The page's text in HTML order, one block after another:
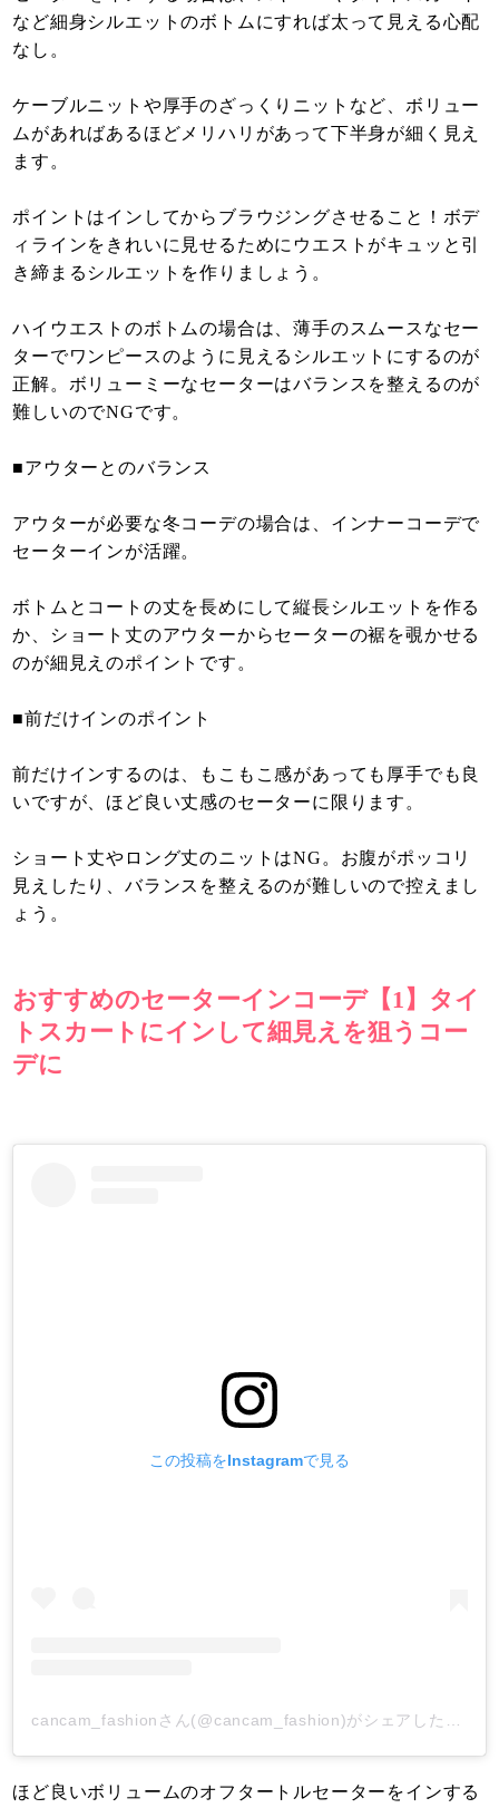
など細身シルエットのボトムにすれば太って見える心配
なし。
ケーブルニットや厚手のざっくりニットなど、ボリュー
ムがあればあるほどメリハリがあって下半身が細く見え
ます。
ポイントはインしてからブラウジングさせること！ボデ
ィラインをきれいに見せるためにウエストがキュッと引
き締まるシルエットを作りましょう。
ハイウエストのボトムの場合は、薄手のスムースなセー
ターでワンピースのように見えるシルエットにするのが
正解。ボリューミーなセーターはバランスを整えるのが
難しいのでNGです。
■アウターとのバランス
アウターが必要な冬コーデの場合は、インナーコーデで
セーターインが活躍。
ボトムとコートの丈を長めにして縦長シルエットを作る
か、ショート丈のアウターからセーターの裾を覗かせる
のが細見えのポイントです。
■前だけインのポイント
前だけインするのは、もこもこ感があっても厚手でも良
いですが、ほど良い丈感のセーターに限ります。
ショート丈やロング丈のニットはNG。お腹がポッコリ
見えしたり、バランスを整えるのが難しいので控えまし
ょう。
おすすめのセーターインコーデ【1】タイ
トスカートにインして細見えを狙うコー
デに
この投稿をInstagramで見る
ほど良いボリュームのオフタートルセーターをインする